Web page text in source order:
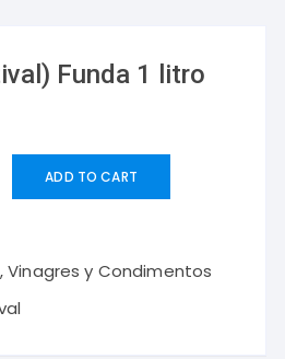
Funda 1 litro
ADD TO CART
Vinagres y Condimentos